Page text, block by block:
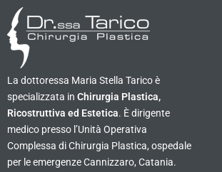
La dottoressa Maria Stella Tarico è
specializzata in Chirurgia Plastica,
Ricostruttiva ed Estetica. È dirigente
medico presso l’Unità Operativa
Complessa di Chirurgia Plastica, ospedale
per le emergenze Cannizzaro, Catania.